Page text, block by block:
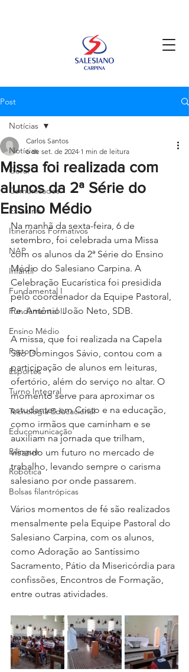
Post
Notícias
Geral
Comunicados
Ex-aluno
Itinerários Formativos
NAP
Infantil
Fundamental I
Fundamental II
Ensino Médio
Pastoral
Esportes
Turno Integral
Tecnologia Educacional
Educomunicação
Bilíngue
Robótica
Bolsas filantrópicas
Notícias
Missa foi realizada com
alunos da 2ª Série do
Ensino Médio
Carlos Santos
6 de set. de 2024 1 min de leitura
Na manhã da sexta-feira, 6 de
setembro, foi celebrada uma Missa
com os alunos da 2ª Série do Ensino
Médio do Salesiano Carpina. A
Celebração Eucarística foi presidida
pelo coordenador da Equipe Pastoral,
Pe. Antônio João Neto, SDB.
A missa, que foi realizada na Capela
São Domingos Sávio, contou com a
participação de alunos em leituras,
ofertório, além do serviço no altar. O
momento serve para aproximar os
estudantes em Cristo e na educação,
como irmãos que caminham e se
auxiliam na jornada que trilham,
visando um futuro no mercado de
trabalho, levando sempre o carisma
salesiano por onde passarem.
Vários momentos de fé são realizados
mensalmente pela Equipe Pastoral do
Salesiano Carpina, com os alunos,
como Adoração ao Santíssimo
Sacramento, Pátio da Misericórdia para
confissões, Encontros de Formação,
entre outras atividades.